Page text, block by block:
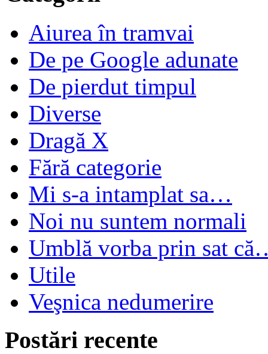
Aiurea în tramvai
De pe Google adunate
De pierdut timpul
Diverse
Dragă X
Fără categorie
Mi s-a intamplat sa…
Noi nu suntem normali
Umblă vorba prin sat
Utile
Veşnica nedumerire
Postări recente